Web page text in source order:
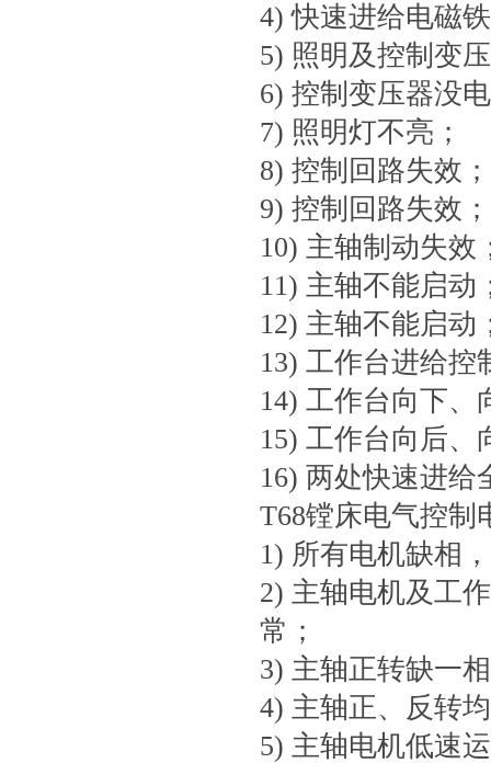
4) 快速进给电磁
5) 照明及控制变
6) 控制变压器没
7) 照明灯不亮；
8) 控制回路失效；
9) 控制回路失效；
10) 主轴制动失效
11) 主轴不能启动
12) 主轴不能启动
13) 工作台进给控
14) 工作台向下、
15) 工作台向后、
16) 两处快速进给
T68镗床电气控制
1) 所有电机缺相
2) 主轴电机及工
常；
3) 主轴正转缺一
4) 主轴正、反转
5) 主轴电机低速